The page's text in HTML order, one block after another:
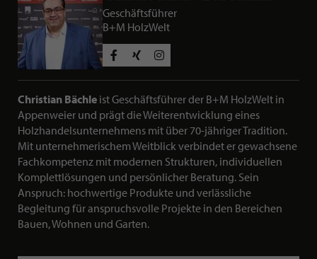
Geschäftsführer
B+M HolzWelt
Social Media Profile
KURZBESCHREIBUNG ÜBER
Christian Bächle ist Geschäftsführer der B+M HolzWelt in
Appenweier und prägt die Weiterentwicklung eines
Holzhandelsunternehmens mit über 70-jähriger Tradition.
Mit unternehmerischem Weitblick verbindet er gewachsene
Fachkompetenz mit modernen Strukturen, individuellen
Komplettlösungen und persönlicher Beratung. Sein
Anspruch: hochwertige Produkte und verlässliche
Begleitung für anspruchsvolle Projekte in den Bereichen
Bauen, Wohnen und Garten.